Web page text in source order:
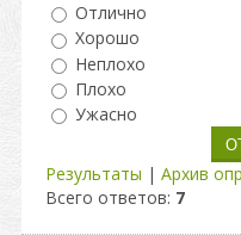
Отлично
Хорошо
Неплохо
Плохо
Ужасно
Результаты | Архив
Всего ответов: 7